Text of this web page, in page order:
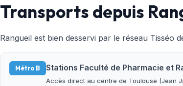
Transports depuis
Rangueil est bien desservi par le réseau Tisséo
Métro B Stations Faculté de Pharmacie et
Accès direct au centre de Toulouse (Jean